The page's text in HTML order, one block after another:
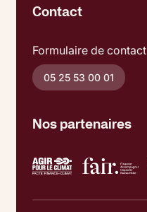
Contact
Formulaire de contact
05 25 53 00 01
Nos partenaires